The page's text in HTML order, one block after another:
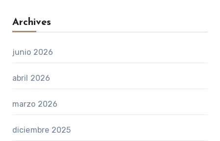
Archives
junio 2026
abril 2026
marzo 2026
diciembre 2025